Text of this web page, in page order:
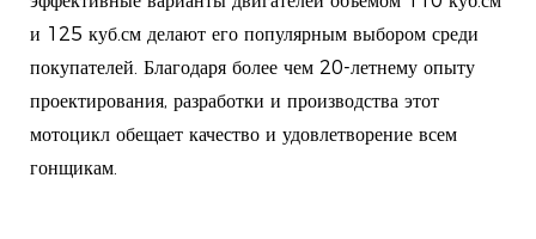
и 125 куб.см делают его популярным выбором среди
покупателей. Благодаря более чем 20-летнему опыту
проектирования, разработки и производства этот
мотоцикл обещает качество и удовлетворение всем
гонщикам.